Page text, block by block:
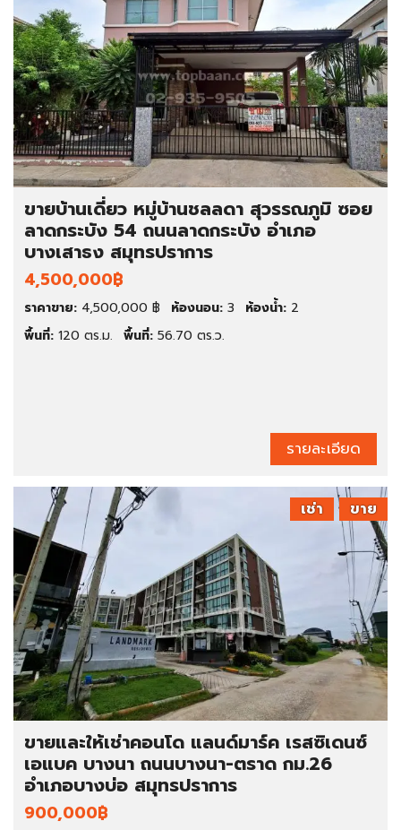
ขายบ้านเดี่ยว หมู่บ้านชลลดา สุวรรณภูมิ ซอย
ลาดกระบัง 54 ถนนลาดกระบัง อำเภอ
บางเสาธง สมุทรปราการ
4,500,000฿
ราคาขาย: 4,500,000 ฿ ห้องนอน: 3 ห้องน้ำ: 2
พื้นที่: 120 ตร.ม. พื้นที่: 56.70 ตร.ว.
รายละเอียด
ขาย
เช่า
ขายและให้เช่าคอนโด แลนด์มาร์ค เรสซิเดนซ์
เอแบค บางนา ถนนบางนา-ตราด กม.26
อำเภอบางบ่อ สมุทรปราการ
900,000฿